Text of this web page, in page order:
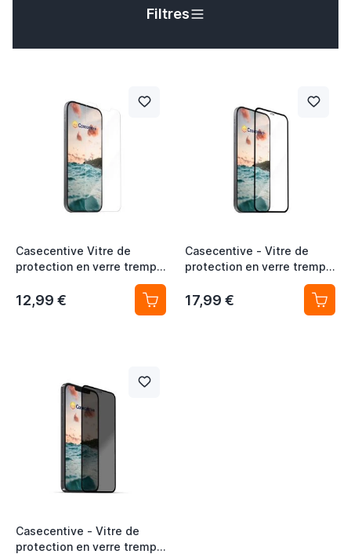
Filtres
Casecentive Vitre de
protection en verre trempé
2D iPhone 13 Pro / iPhone
13
12,99 €
Casecentive - Vitre de
protection en verre trempé
- 3D Couverture totale -
iPhone 13 Pro / iPhone 13
17,99 €
Casecentive - Vitre de
protection en verre trempé